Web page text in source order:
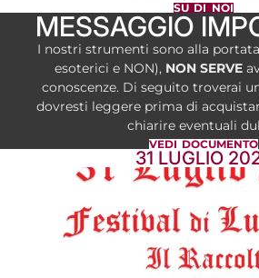
SU DI NOI
MESSAGGIO
I nostri strumenti sono alla
esoterici e NON), NON SERVE
conoscenze. Di seguito troverai
dovresti leggere prima di
chiarire eventuali
VEDI DOCUMENTO
31 LUGLIO